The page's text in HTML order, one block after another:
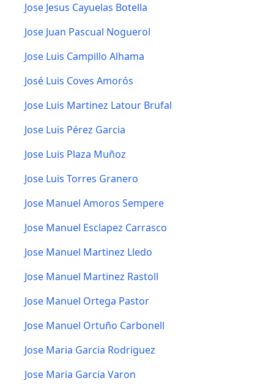
Jose Jesus Cayuelas Botella
Jose Juan Pascual Noguerol
Jose Luis Campillo Alhama
José Luis Coves Amorós
Jose Luis Martinez Latour Brufal
Jose Luis Pérez Garcia
Jose Luis Plaza Muñoz
Jose Luis Torres Granero
Jose Manuel Amoros Sempere
Jose Manuel Esclapez Carrasco
Jose Manuel Martinez Lledo
Jose Manuel Martinez Rastoll
Jose Manuel Ortega Pastor
Jose Manuel Ortuño Carbonell
Jose Maria Garcia Rodriguez
Jose Maria Garcia Varon